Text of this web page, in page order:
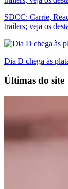
SDCC: Carrie,
trailers; veja os
Dia D chega às
Últimas do site